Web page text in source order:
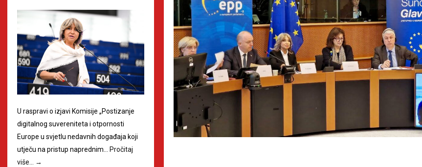
U raspravi o izjavi Komisije „Postizanje
digitalnog suvereniteta i otpornosti
Europe u svjetlu nedavnih događaja koji
utječu na pristup naprednim… Pročitaj
više… →